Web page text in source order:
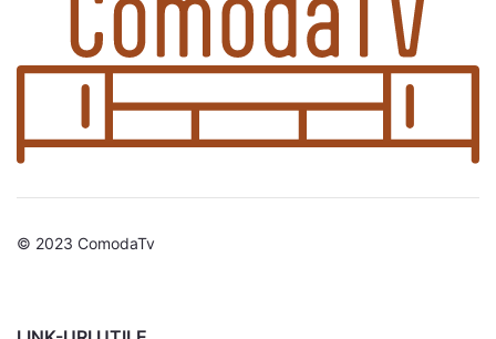
© 2023 ComodaTv